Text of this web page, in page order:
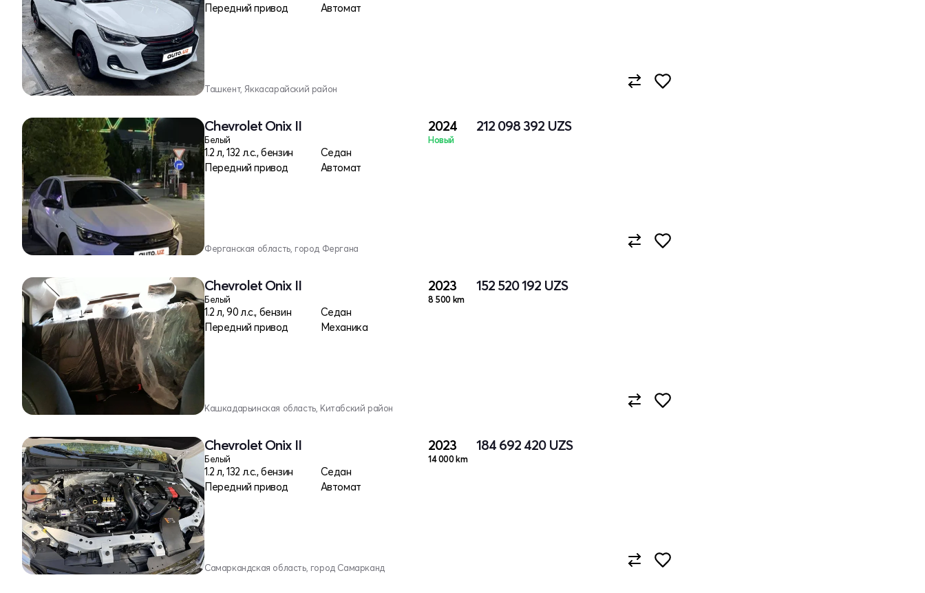
Передний привод
Автомат
Ташкент, Яккасарайский район
Chevrolet Onix II
Белый
1.2 л, 132 л.с., бензин
Седан
Передний привод
Автомат
2024
Новый
212 098 392 UZS
Ферганская область, город Фергана
Chevrolet Onix II
Белый
1.2 л, 90 л.с., бензин
Седан
Передний привод
Механика
2023
8 500 km
152 520 192 UZS
Кашкадарьинская область, Китабский район
Chevrolet Onix II
Белый
1.2 л, 132 л.с., бензин
Седан
Передний привод
Автомат
2023
14 000 km
184 692 420 UZS
Самаркандская область, город Самарканд